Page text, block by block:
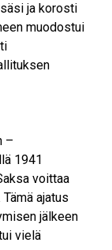
ja korosti
muodostui
–
1941
voittaa
ajatus
jälkeen
vielä